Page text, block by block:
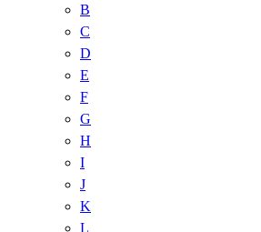
B
C
D
E
F
G
H
I
J
K
L